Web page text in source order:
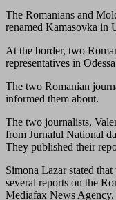
The Romanians and
renamed Kamasovka in
At the border, two
representatives in
The two Romanian
informed them about.
The two journalists,
from Jurnalul National
They published their
Simona Lazar stated
several reports on the
Mediafax News Agency.